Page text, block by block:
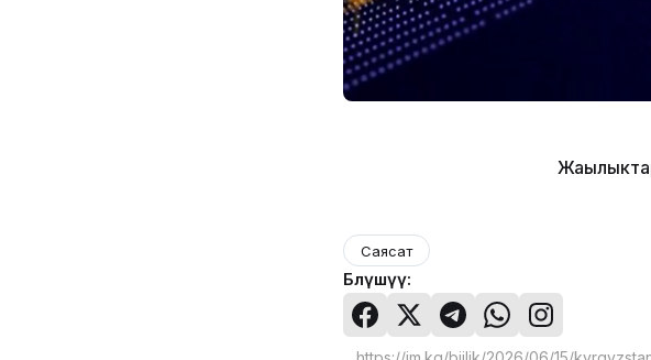
Саясат
Бөлүшүү: